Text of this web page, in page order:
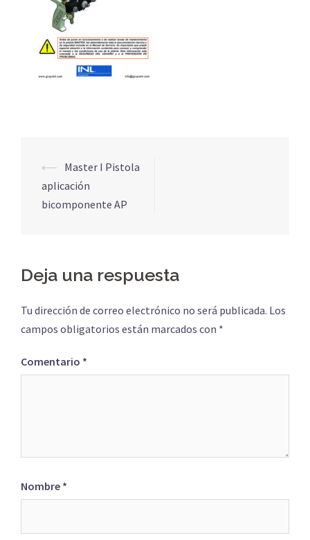
Navegación
de
entradas
⟵ Master I Pistola
aplicación
bicomponente AP
Deja una respuesta
Tu dirección de correo electrónico no será publicada. Los
campos obligatorios están marcados con *
Comentario *
Nombre *